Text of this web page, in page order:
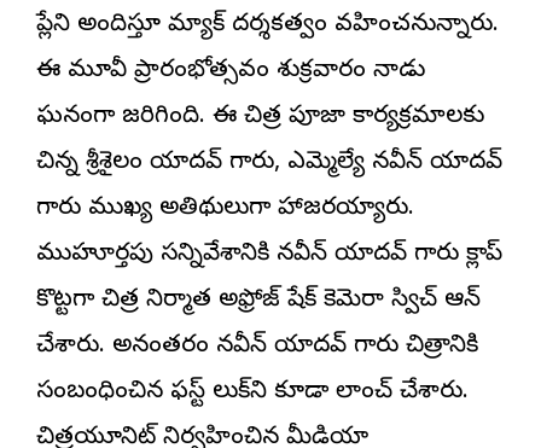
ప్లేని అందిస్తూ మ్యాక్ దర్శకత్వం వహించనున్నారు.
ఈ మూవీ ప్రారంభోత్సవం శుక్రవారం నాడు
ఘనంగా జరిగింది. ఈ చిత్ర పూజా కార్యక్రమాలకు
చిన్న శ్రీశైలం యాదవ్ గారు, ఎమ్మెల్యే నవీన్ యాదవ్
గారు ముఖ్య అతిథులుగా హాజరయ్యారు.
ముహూర్తపు సన్నివేశానికి నవీన్ యాదవ్ గారు క్లాప్
కొట్టగా చిత్ర నిర్మాత అఫ్రోజ్ షేక్ కెమెరా స్విచ్ ఆన్
చేశారు. అనంతరం నవీన్ యాదవ్ గారు చిత్రానికి
సంబంధించిన ఫస్ట్ లుక్‌ని కూడా లాంచ్ చేశారు.
చిత్రయూనిట్ నిర్వహించిన మీడియా